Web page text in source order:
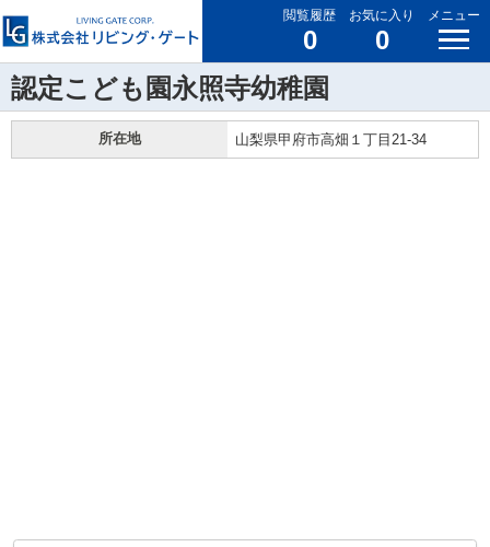
閲覧履歴
0
お気に入り
0
メニュー
認定こども園永照寺幼稚園
所在地 山梨県甲府市高畑１丁目21-34